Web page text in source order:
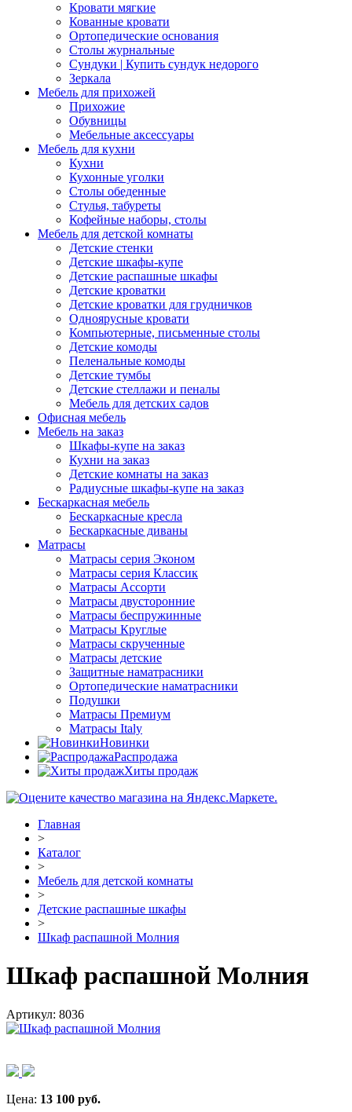
Кровати мягкие
Кованные кровати
Ортопедические основания
Столы журнальные
Сундуки | Купить сундук недорого
Зеркала
Мебель для прихожей
Прихожие
Обувницы
Мебельные аксессуары
Мебель для кухни
Кухни
Кухонные уголки
Столы обеденные
Стулья, табуреты
Кофейные наборы, столы
Мебель для детской комнаты
Детские стенки
Детские шкафы-купе
Детские распашные шкафы
Детские кроватки
Детские кроватки для грудничков
Одноярусные кровати
Компьютерные, письменные столы
Детские комоды
Пеленальные комоды
Детские тумбы
Детские стеллажи и пеналы
Мебель для детских садов
Офисная мебель
Мебель на заказ
Шкафы-купе на заказ
Кухни на заказ
Детские комнаты на заказ
Радиусные шкафы-купе на заказ
Бескаркасная мебель
Бескаркасные кресла
Бескаркасные диваны
Матрасы
Матрасы серия Эконом
Матрасы серия Классик
Матрасы Ассорти
Матрасы двусторонние
Матрасы беспружинные
Матрасы Круглые
Матрасы скрученные
Матрасы детские
Защитные наматрасники
Ортопедические наматрасники
Подушки
Матрасы Премиум
Матрасы Italy
Новинки
Распродажа
Хиты продаж
Главная
>
Каталог
>
Мебель для детской комнаты
>
Детские распашные шкафы
>
Шкаф распашной Молния
Шкаф распашной Молния
Артикул: 8036
Цена: 13 100 руб.